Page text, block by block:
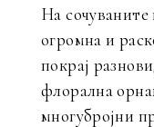
На
огромна и
покрај
флорална
многубројни